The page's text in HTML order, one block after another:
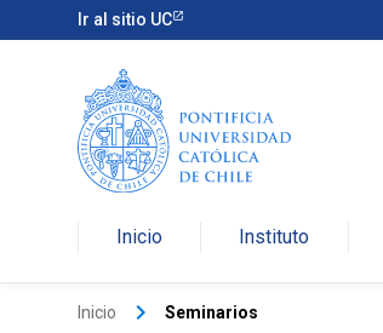
Ir al sitio UC
Inicio Instituto
Inicio keyboard_arrow_right Seminarios